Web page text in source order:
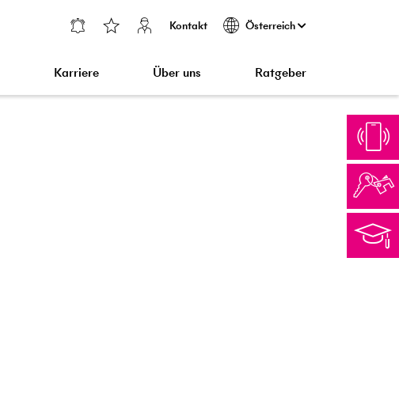
Kontakt Österreich
Karriere Über uns Ratgeber